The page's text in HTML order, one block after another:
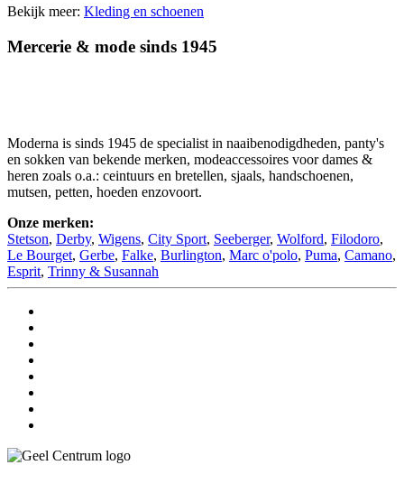
Bekijk meer: Kleding en schoenen
Mercerie & mode sinds 1945
Moderna is sinds 1945 de specialist in naaibenodigdheden, panty's
en sokken van bekende merken, modeaccessoires voor dames &
heren zoals o.a.: ceintuurs en bretellen, sjaals, handschoenen,
mutsen, petten, hoeden enzovoort.
Onze merken:
Stetson, Derby, Wigens, City Sport, Seeberger, Wolford, Filodoro,
Le Bourget, Gerbe, Falke, Burlington, Marc o'polo, Puma, Camano,
Esprit, Trinny & Susannah